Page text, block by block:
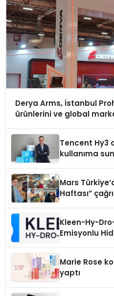
Derya Arms, İstanbul
ürünlerini ve global
Tencent Hy3
kullanıma
Mars
Haftası”
Kleen-Hy-
Emisyonlu
Marie Rose
yaptı